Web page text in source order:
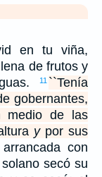
en tu viña,
de frutos y
11 ``Tenía
gobernantes,
medio de las
ypor sus
con
secó su